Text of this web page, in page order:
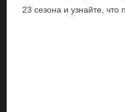
23 сезона и узнайте, что